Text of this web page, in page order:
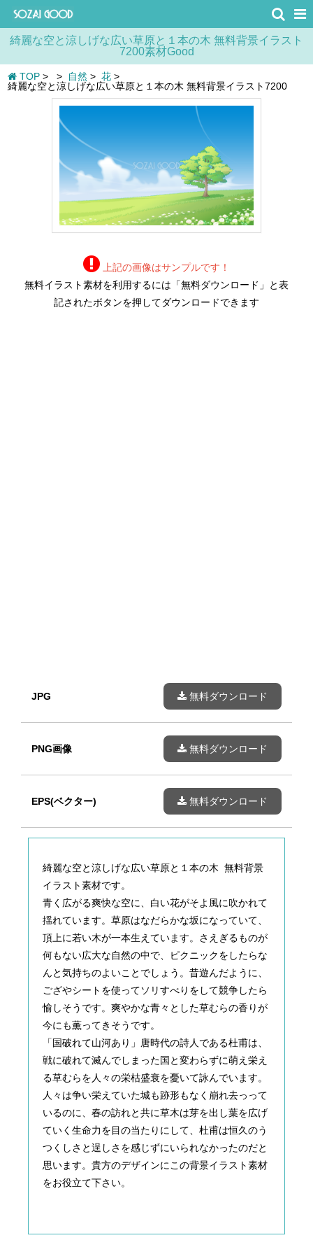
綺麗な空と涼しげな広い草原と１本の木 無料背景イラスト
7200素材Good
TOP > > 自然 > 花 >
綺麗な空と涼しげな広い草原と１本の木 無料背景イラスト7200
上記の画像はサンプルです！
無料イラスト素材を利用するには「無料ダウンロード」と表
記されたボタンを押してダウンロードできます
JPG 無料ダウンロード
PNG画像 無料ダウンロード
EPS(ベクター) 無料ダウンロード
綺麗な空と涼しげな広い草原と１本の木 無料背景
イラスト素材です。
青く広がる爽快な空に、白い花がそよ風に吹かれて
揺れています。草原はなだらかな坂になっていて、
頂上に若い木が一本生えています。さえぎるものが
何もない広大な自然の中で、ピクニックをしたらな
んと気持ちのよいことでしょう。昔遊んだように、
ござやシートを使ってソリすべりをして競争したら
愉しそうです。爽やかな青々とした草むらの香りが
今にも薫ってきそうです。
「国破れて山河あり」唐時代の詩人である杜甫は、
戦に破れて滅んでしまった国と変わらずに萌え栄え
る草むらを人々の栄枯盛衰を憂いて詠んでいます。
人々は争い栄えていた城も跡形もなく崩れ去っって
いるのに、春の訪れと共に草木は芽を出し葉を広げ
ていく生命力を目の当たりにして、杜甫は恒久のう
つくしさと逞しさを感じずにいられなかったのだと
思います。貴方のデザインにこの背景イラスト素材
をお役立て下さい。